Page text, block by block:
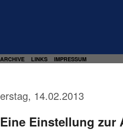
ARCHIVE LINKS IMPRESSUM
14.02.2013
Eine Einstellung zur